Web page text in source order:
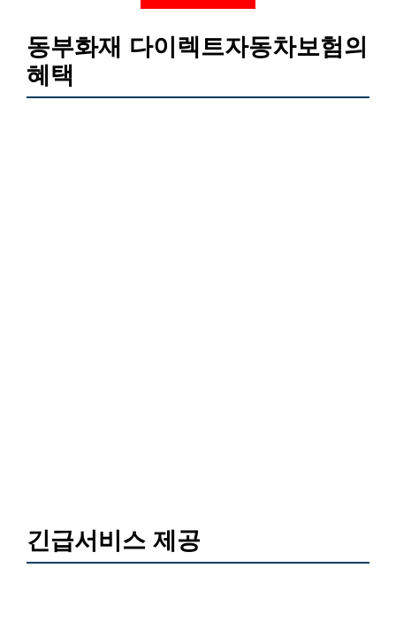
동부화재 다이렉트자동차보험의
혜택
긴급서비스 제공